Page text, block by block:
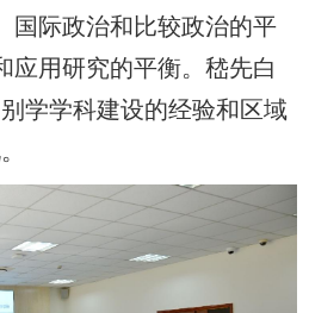
国际政治和比较政治的平
应用研究的平衡。嵇先白
学学科建设的经验和区域